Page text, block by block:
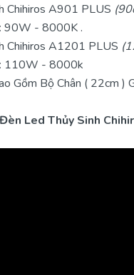
Chihiros A901 PLUS
90W - 8000K .
Chihiros A1201 PLUS
110W - 8000k
Gồm Bộ Chân ( 22cm )
Led Thủy Sinh